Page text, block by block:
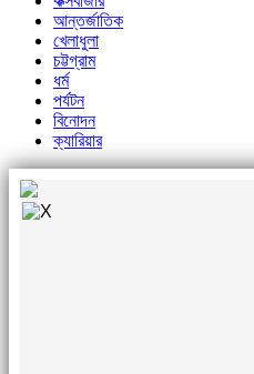
আন্তর্জাতিক
খেলাধুলা
চট্টগ্রাম
ধর্ম
পর্যটন
বিনোদন
ক্যারিয়ার